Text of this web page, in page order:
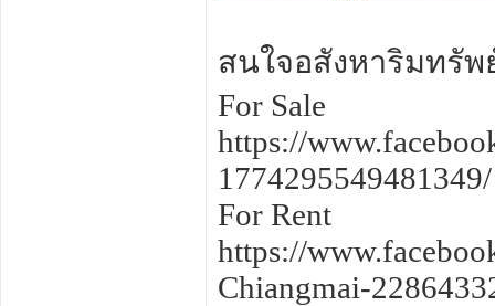
สนใจอสังหาริมทรั
For Sale
https://
1774295549481349/
For Rent
https://
Chiangmai-